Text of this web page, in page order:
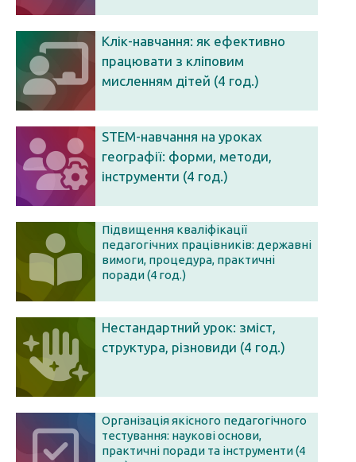
Клік-навчання: як ефективно
працювати з кліповим
мисленням дітей (4 год.)
STEM-навчання на уроках
географії: форми, методи,
інструменти (4 год.)
Підвищення кваліфікації
педагогічних працівників: державні
вимоги, процедура, практичні
поради (4 год.)
Нестандартний урок: зміст,
структура, різновиди (4 год.)
Організація якісного педагогічного
тестування: наукові основи,
практичні поради та інструменти (4